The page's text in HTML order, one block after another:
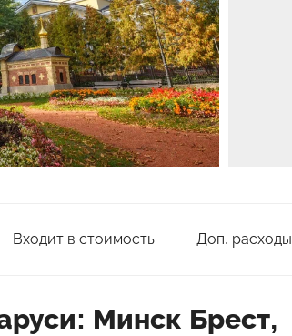
Входит в стоимость Доп. расходы
Минск Брест,